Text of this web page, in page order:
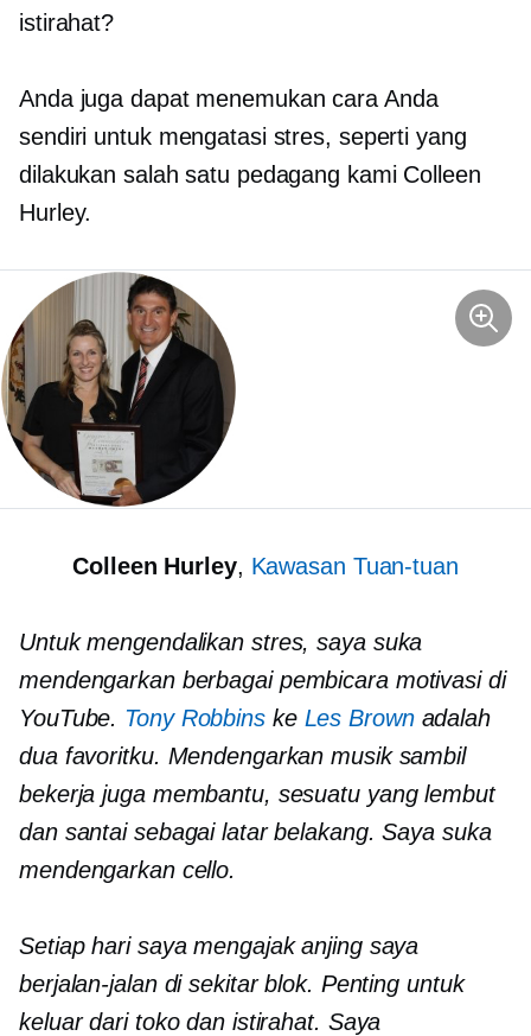
istirahat?
Anda juga dapat menemukan cara Anda
sendiri untuk mengatasi stres, seperti yang
dilakukan salah satu pedagang kami Colleen
Hurley.
Colleen Hurley, Kawasan Tuan-tuan
Untuk mengendalikan stres, saya suka
mendengarkan berbagai pembicara motivasi di
YouTube. Tony Robbinske Les Brownadalah
dua favoritku. Mendengarkan musik sambil
bekerja juga membantu, sesuatu yang lembut
dan santai sebagai latar belakang. Saya suka
mendengarkan cello.
Setiap hari saya mengajak anjing saya
berjalan-jalan di sekitar blok. Penting untuk
keluar dari toko dan istirahat. Saya